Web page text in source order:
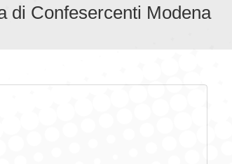
di Confesercenti Modena